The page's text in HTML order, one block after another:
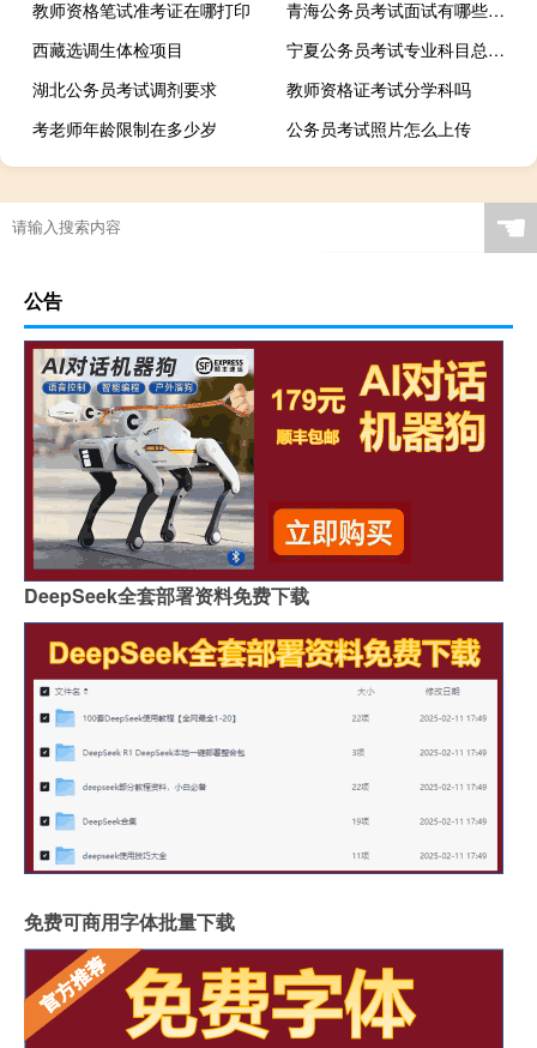
教师资格笔试准考证在哪打印
青海公务员考试面试有哪些形式
西藏选调生体检项目
宁夏公务员考试专业科目总分是多少
湖北公务员考试调剂要求
教师资格证考试分学科吗
考老师年龄限制在多少岁
公务员考试照片怎么上传
☚
公告
DeepSeek全套部署资料免费下载
免费可商用字体批量下载